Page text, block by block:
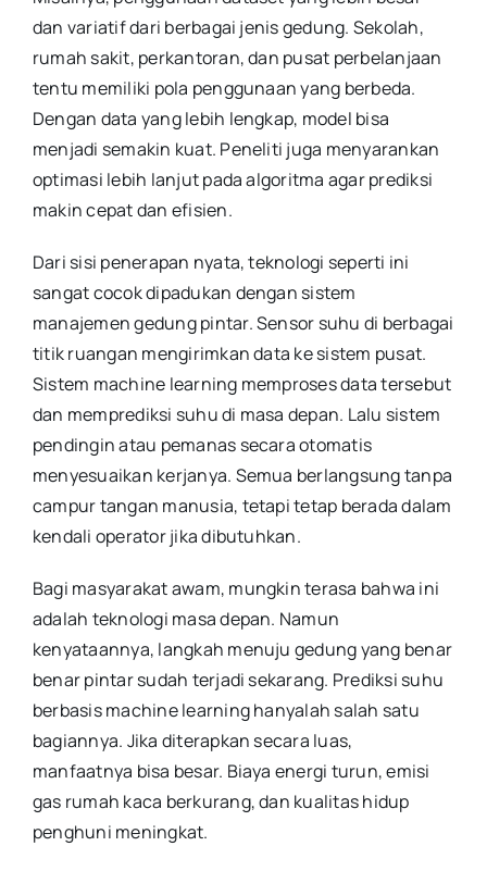
dan variatif dari berbagai jenis gedung. Sekolah,
rumah sakit, perkantoran, dan pusat perbelanjaan
tentu memiliki pola penggunaan yang berbeda.
Dengan data yang lebih lengkap, model bisa
menjadi semakin kuat. Peneliti juga menyarankan
optimasi lebih lanjut pada algoritma agar prediksi
makin cepat dan efisien.
Dari sisi penerapan nyata, teknologi seperti ini
sangat cocok dipadukan dengan sistem
manajemen gedung pintar. Sensor suhu di berbagai
titik ruangan mengirimkan data ke sistem pusat.
Sistem machine learning memproses data tersebut
dan memprediksi suhu di masa depan. Lalu sistem
pendingin atau pemanas secara otomatis
menyesuaikan kerjanya. Semua berlangsung tanpa
campur tangan manusia, tetapi tetap berada dalam
kendali operator jika dibutuhkan.
Bagi masyarakat awam, mungkin terasa bahwa ini
adalah teknologi masa depan. Namun
kenyataannya, langkah menuju gedung yang benar
benar pintar sudah terjadi sekarang. Prediksi suhu
berbasis machine learning hanyalah salah satu
bagiannya. Jika diterapkan secara luas,
manfaatnya bisa besar. Biaya energi turun, emisi
gas rumah kaca berkurang, dan kualitas hidup
penghuni meningkat.